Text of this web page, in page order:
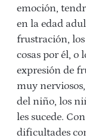
emoción,
en la edad
frustración,
cosas por él, o
expresión de
muy
del niño, los
les sucede.
dificultades